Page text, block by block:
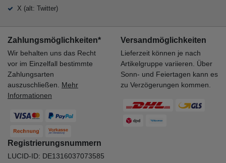
X (alt: Twitter)
Zahlungsmöglichkeiten*
Wir behalten uns das Recht
vor im Einzelfall bestimmte
Zahlungsarten
auszuschließen. Mehr
Informationen
Versandmöglichkeiten
Lieferzeit können je nach
Artikelgruppe variieren. Über
Sonn- und Feiertagen kann es
zu Verzögerungen kommen.
Registrierungsnummern
LUCID-ID: DE1316037073585